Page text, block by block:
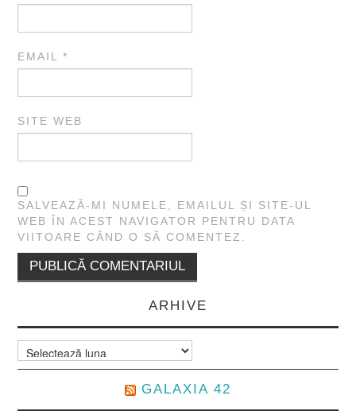
EMAIL*
SITE WEB
SALVEAZĂ-MI NUMELE, EMAILUL ȘI SITE-UL
WEB ÎN ACEST NAVIGATOR PENTRU DATA
VIITOARE CÂND O SĂ COMENTEZ.
ARHIVE
Arhive
GALAXIA 42